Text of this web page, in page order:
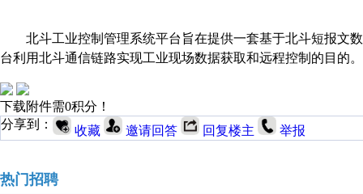
北斗工业控制管理系统平台旨在提供一套基于北斗短报文
台利用北斗通信链路实现工业现场数据获取和远程控制的目的。
下载附件需0积分！
分享到：
收藏 邀请回答 回复楼主 举报
热门招聘